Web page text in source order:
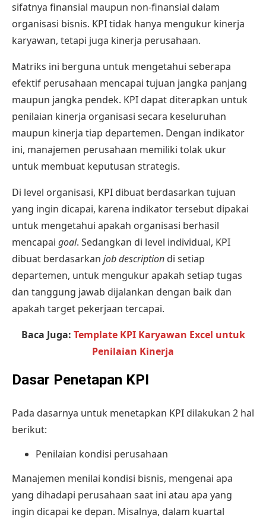
sifatnya finansial maupun non-finansial dalam
organisasi bisnis. KPI tidak hanya mengukur kinerja
karyawan, tetapi juga kinerja perusahaan.
Matriks ini berguna untuk mengetahui seberapa
efektif perusahaan mencapai tujuan jangka panjang
maupun jangka pendek. KPI dapat diterapkan untuk
penilaian kinerja organisasi secara keseluruhan
maupun kinerja tiap departemen. Dengan indikator
ini, manajemen perusahaan memiliki tolak ukur
untuk membuat keputusan strategis.
Di level organisasi, KPI dibuat berdasarkan tujuan
yang ingin dicapai, karena indikator tersebut dipakai
untuk mengetahui apakah organisasi berhasil
mencapai goal. Sedangkan di level individual, KPI
dibuat berdasarkan job description di setiap
departemen, untuk mengukur apakah setiap tugas
dan tanggung jawab dijalankan dengan baik dan
apakah target pekerjaan tercapai.
Baca Juga: Template KPI Karyawan Excel untuk
Penilaian Kinerja
Dasar Penetapan KPI
Pada dasarnya untuk menetapkan KPI dilakukan 2 hal
berikut:
Penilaian kondisi perusahaan
Manajemen menilai kondisi bisnis, mengenai apa
yang dihadapi perusahaan saat ini atau apa yang
ingin dicapai ke depan. Misalnya, dalam kuartal